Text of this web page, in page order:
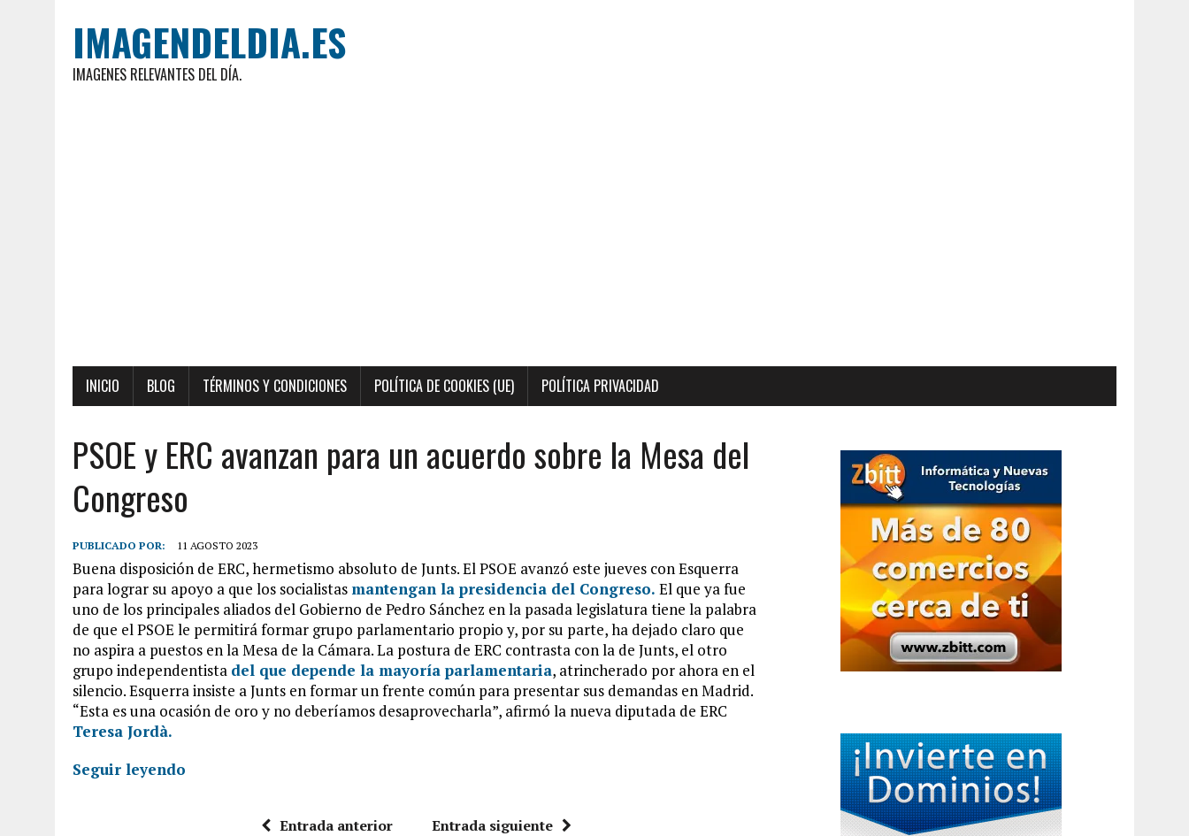
IMAGENDELDIA.ES
IMAGENES RELEVANTES DEL DÍA.
INICIO BLOG TÉRMINOS Y CONDICIONES POLÍTICA DE COOKIES (UE) POLÍTICA PRIVACIDAD
PSOE y ERC avanzan para un acuerdo sobre la Mesa del
Congreso
PUBLICADO POR: 11 AGOSTO 2023
Buena disposición de ERC, hermetismo absoluto de Junts. El PSOE avanzó este jueves con Esquerra
para lograr su apoyo a que los socialistas mantengan la presidencia del Congreso. El que ya fue
uno de los principales aliados del Gobierno de Pedro Sánchez en la pasada legislatura tiene la palabra
de que el PSOE le permitirá formar grupo parlamentario propio y, por su parte, ha dejado claro que
no aspira a puestos en la Mesa de la Cámara. La postura de ERC contrasta con la de Junts, el otro
grupo independentista del que depende la mayoría parlamentaria, atrincherado por ahora en el
silencio. Esquerra insiste a Junts en formar un frente común para presentar sus demandas en Madrid.
“Esta es una ocasión de oro y no deberíamos desaprovecharla”, afirmó la nueva diputada de ERC
Teresa Jordà.
Seguir leyendo
Entrada anterior Entrada siguiente